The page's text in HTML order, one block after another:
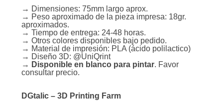
$20.00.$12.00.
→ Dimensiones: 75mm largo aprox.
→ Peso aproximado de la pieza impresa: 18gr.
aproximados.
→ Tiempo de entrega: 24-48 horas.
→ Otros colores disponibles bajo pedido.
→ Material de impresión: PLA (ácido polilactico)
→ Diseño 3D: @UniQrint
→ Disponible en blanco para pintar. Favor
consultar precio.
DGtalic – 3D Printing Farm